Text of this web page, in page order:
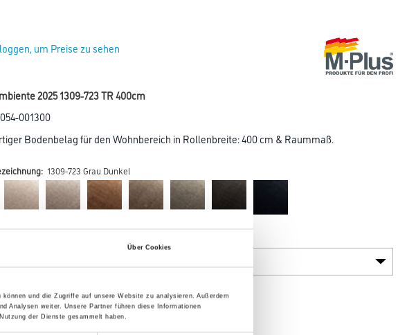
Über Cookies
und die Zugriffe auf unsere Website zu analysieren. Außerdem
Analysen weiter. Unsere Partner führen diese Informationen
der Dienste gesammelt haben.
um Preise zu sehen
2025 1309-723 TR 400cm
001300
Bodenbelag für den Wohnbereich in Rollenbreite: 400 cm & Raummaß.
1309-723 Grau Dunkel